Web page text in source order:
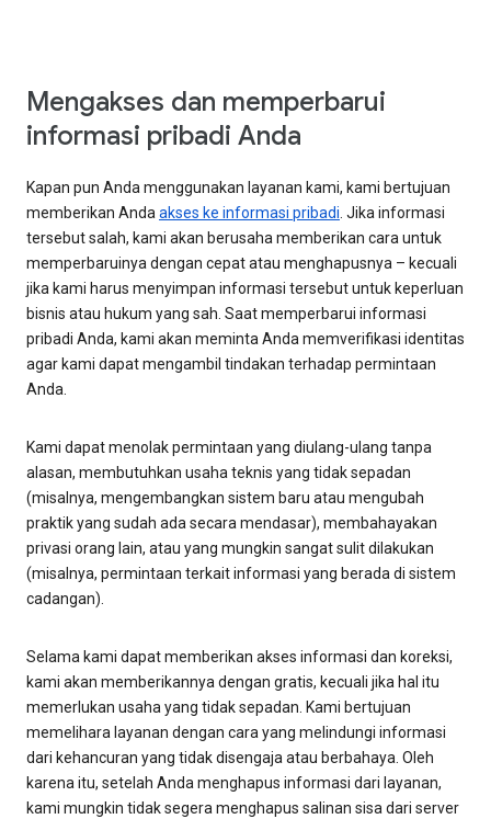
Mengakses dan memperbarui
informasi pribadi Anda
Kapan pun Anda menggunakan layanan kami, kami bertujuan
memberikan Andaakses ke informasi pribadi. Jika informasi
tersebut salah, kami akan berusaha memberikan cara untuk
memperbaruinya dengan cepat atau menghapusnya – kecuali
jika kami harus menyimpan informasi tersebut untuk keperluan
bisnis atau hukum yang sah. Saat memperbarui informasi
pribadi Anda, kami akan meminta Anda memverifikasi identitas
agar kami dapat mengambil tindakan terhadap permintaan
Anda.
Kami dapat menolak permintaan yang diulang-ulang tanpa
alasan, membutuhkan usaha teknis yang tidak sepadan
(misalnya, mengembangkan sistem baru atau mengubah
praktik yang sudah ada secara mendasar), membahayakan
privasi orang lain, atau yang mungkin sangat sulit dilakukan
(misalnya, permintaan terkait informasi yang berada di sistem
cadangan).
Selama kami dapat memberikan akses informasi dan koreksi,
kami akan memberikannya dengan gratis, kecuali jika hal itu
memerlukan usaha yang tidak sepadan. Kami bertujuan
memelihara layanan dengan cara yang melindungi informasi
dari kehancuran yang tidak disengaja atau berbahaya. Oleh
karena itu, setelah Anda menghapus informasi dari layanan,
kami mungkin tidak segera menghapus salinan sisa dari server